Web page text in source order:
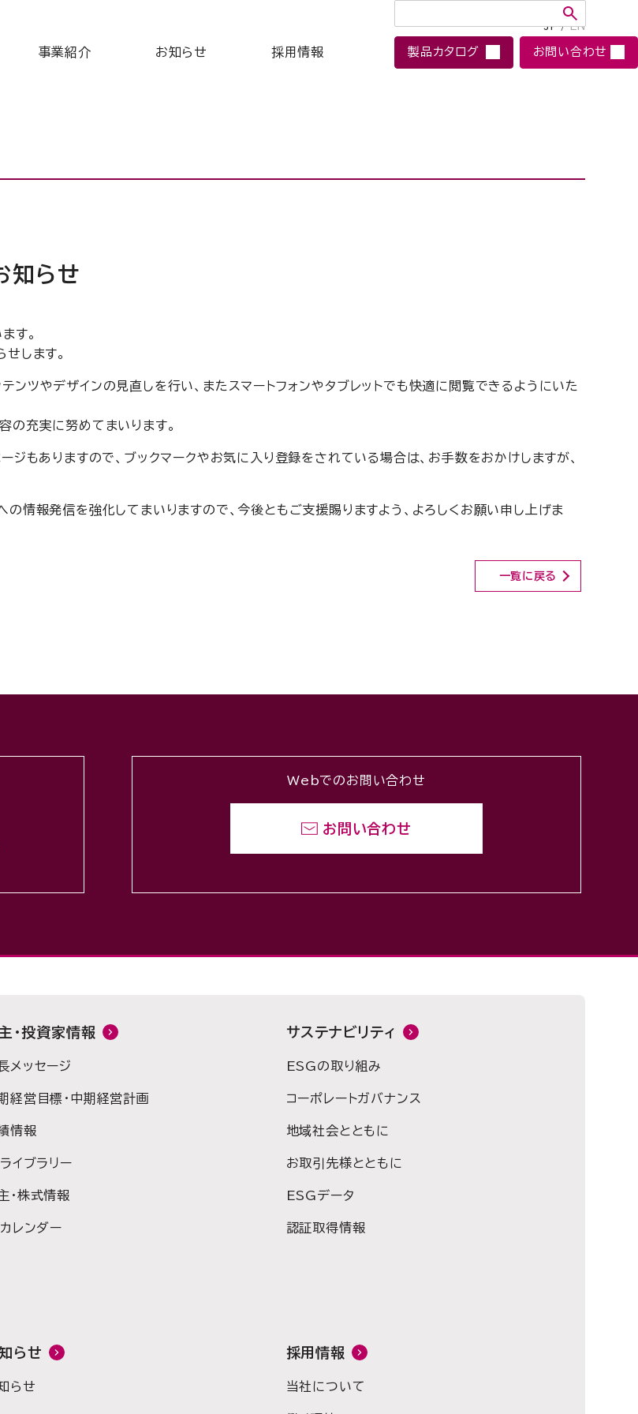
JP / EN
事業紹介 お知らせ 採用情報 製品カタログ お問い合わせ
知らせ
す。
します。
ンツやデザインの見直しを行い、またスマートフォンやタブレットでも快適に閲覧できるようにいた
の充実に努めてまいります。
もありますので、ブックマークやお気に入り登録をされている場合は、お手数をおかけしますが、
の情報発信を強化してまいりますので、今後ともご支援賜りますよう、よろしくお願い申し上げま
一覧に戻る
Webでのお問い合わせ
お問い合わせ
・投資家情報
メッセージ
経営目標・中期経営計画
情報
イブラリー
・株式情報
レンダー
サステナビリティ
ESGの取り組み
コーポレートガバナンス
地域社会とともに
お取引先様とともに
ESGデータ
認証取得情報
らせ
らせ
採用情報
当社について